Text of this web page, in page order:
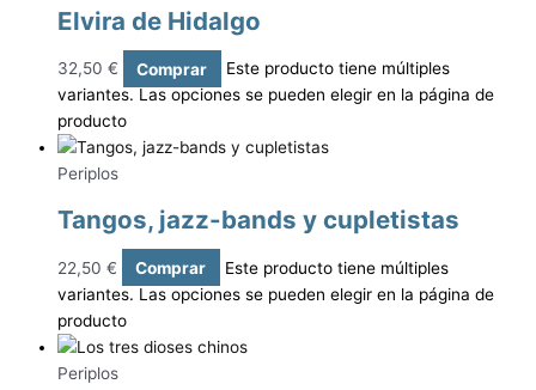
Elvira de Hidalgo
32,50 € Comprar
Este producto tiene múltiples
variantes. Las opciones se pueden elegir en la página de
producto
Periplos
Tangos, jazz-bands y cupletistas
22,50 € Comprar
Este producto tiene múltiples
variantes. Las opciones se pueden elegir en la página de
producto
Periplos